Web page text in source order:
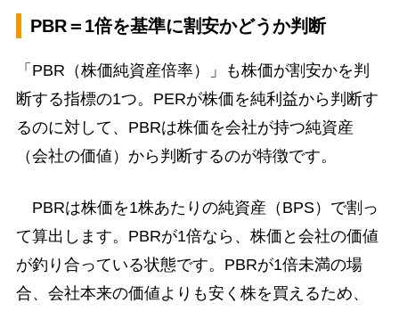
PBR＝1倍を基準に割安かどうか判断
「PBR（株価純資産倍率）」も株価が割安かを判
断する指標の1つ。PERが株価を純利益から判断す
るのに対して、PBRは株価を会社が持つ純資産
（会社の価値）から判断するのが特徴です。
PBRは株価を1株あたりの純資産（BPS）で割っ
て算出します。PBRが1倍なら、株価と会社の価値
が釣り合っている状態です。PBRが1倍未満の場
合、会社本来の価値よりも安く株を買えるため、